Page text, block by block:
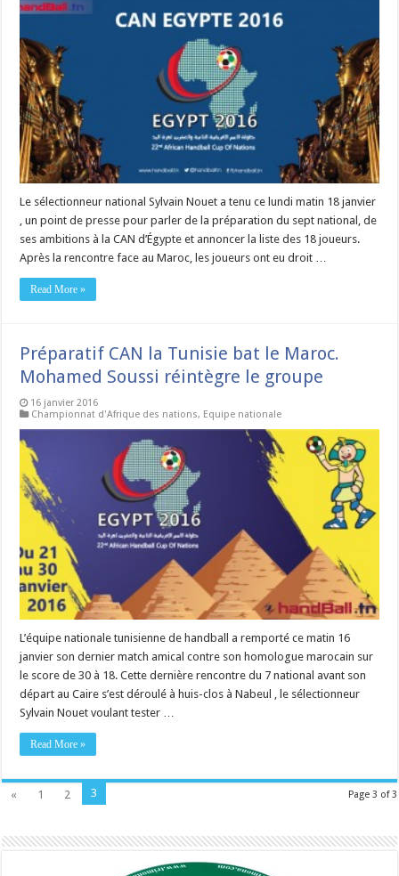
Le sélectionneur national Sylvain Nouet a tenu ce lundi matin 18 janvier
, un point de presse pour parler de la préparation du sept national, de
ses ambitions à la CAN d’Égypte et annoncer la liste des 18 joueurs.
Après la rencontre face au Maroc, les joueurs ont eu droit …
Read More »
Préparatif CAN la Tunisie bat le Maroc.
Mohamed Soussi réintègre le groupe
16 janvier 2016
Championnat d'Afrique des nations, Equipe nationale
L’équipe nationale tunisienne de handball a remporté ce matin 16
janvier son dernier match amical contre son homologue marocain sur
le score de 30 à 18. Cette dernière rencontre du 7 national avant son
départ au Caire s’est déroulé à huis-clos à Nabeul , le sélectionneur
Sylvain Nouet voulant tester …
Read More »
Page 3 of 3
« 1 2 3